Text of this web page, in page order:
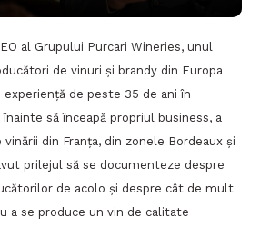
al Grupului Purcari Wineries, unul
de vinuri și brandy din Europa
experiență de peste 35 de ani în
să înceapă propriul business, a
din Franța, din zonele Bordeaux și
prilejul să se documenteze despre
de acolo şi despre cât de mult
a se produce un vin de calitate